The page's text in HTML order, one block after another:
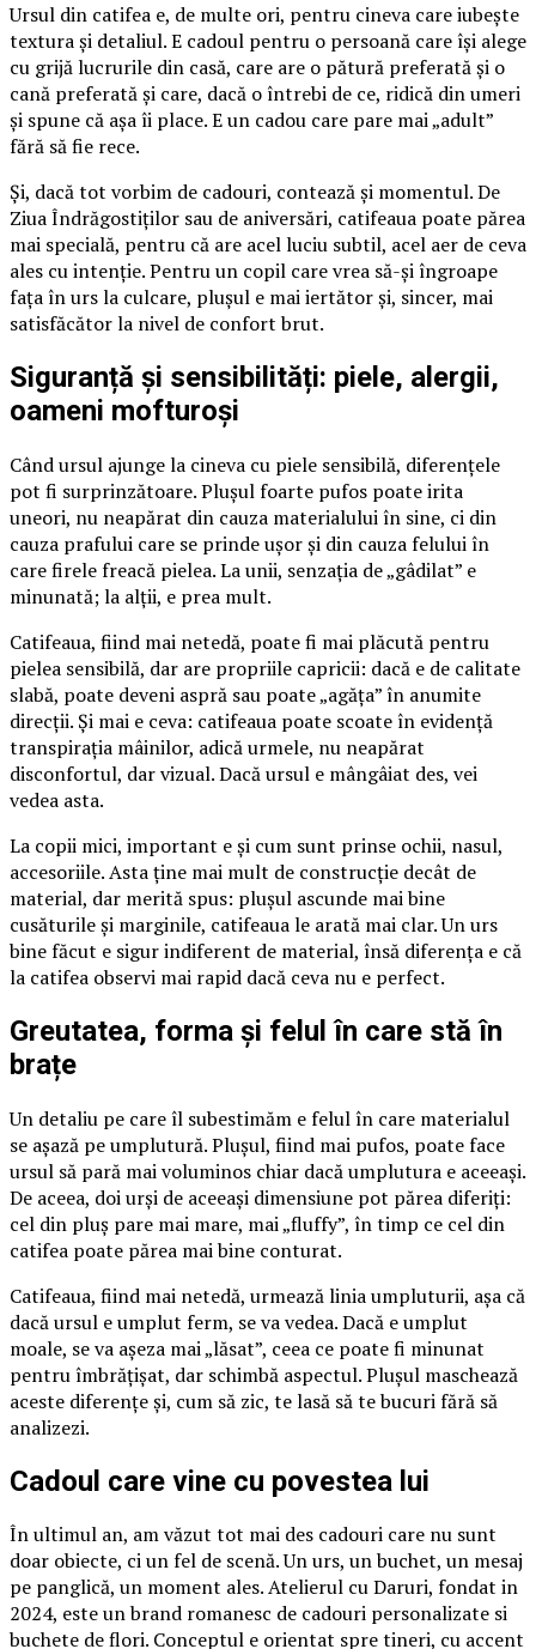
Ursul din catifea e, de multe ori, pentru cineva care iubește
textura și detaliul. E cadoul pentru o persoană care își alege
cu grijă lucrurile din casă, care are o pătură preferată și o
cană preferată și care, dacă o întrebi de ce, ridică din umeri
și spune că așa îi place. E un cadou care pare mai „adult”
fără să fie rece.
Și, dacă tot vorbim de cadouri, contează și momentul. De
Ziua Îndrăgostiților sau de aniversări, catifeaua poate părea
mai specială, pentru că are acel luciu subtil, acel aer de ceva
ales cu intenție. Pentru un copil care vrea să-și îngroape
fața în urs la culcare, plușul e mai iertător și, sincer, mai
satisfăcător la nivel de confort brut.
Siguranță și sensibilități: piele, alergii,
oameni mofturoși
Când ursul ajunge la cineva cu piele sensibilă, diferențele
pot fi surprinzătoare. Plușul foarte pufos poate irita
uneori, nu neapărat din cauza materialului în sine, ci din
cauza prafului care se prinde ușor și din cauza felului în
care firele freacă pielea. La unii, senzația de „gâdilat” e
minunată; la alții, e prea mult.
Catifeaua, fiind mai netedă, poate fi mai plăcută pentru
pielea sensibilă, dar are propriile capricii: dacă e de calitate
slabă, poate deveni aspră sau poate „agăța” în anumite
direcții. Și mai e ceva: catifeaua poate scoate în evidență
transpirația mâinilor, adică urmele, nu neapărat
disconfortul, dar vizual. Dacă ursul e mângâiat des, vei
vedea asta.
La copii mici, important e și cum sunt prinse ochii, nasul,
accesoriile. Asta ține mai mult de construcție decât de
material, dar merită spus: plușul ascunde mai bine
cusăturile și marginile, catifeaua le arată mai clar. Un urs
bine făcut e sigur indiferent de material, însă diferența e că
la catifea observi mai rapid dacă ceva nu e perfect.
Greutatea, forma și felul în care stă în
brațe
Un detaliu pe care îl subestimăm e felul în care materialul
se așază pe umplutură. Plușul, fiind mai pufos, poate face
ursul să pară mai voluminos chiar dacă umplutura e aceeași.
De aceea, doi urși de aceeași dimensiune pot părea diferiți:
cel din pluș pare mai mare, mai „fluffy”, în timp ce cel din
catifea poate părea mai bine conturat.
Catifeaua, fiind mai netedă, urmează linia umpluturii, așa că
dacă ursul e umplut ferm, se va vedea. Dacă e umplut
moale, se va așeza mai „lăsat”, ceea ce poate fi minunat
pentru îmbrățișat, dar schimbă aspectul. Plușul maschează
aceste diferențe și, cum să zic, te lasă să te bucuri fără să
analizezi.
Cadoul care vine cu povestea lui
În ultimul an, am văzut tot mai des cadouri care nu sunt
doar obiecte, ci un fel de scenă. Un urs, un buchet, un mesaj
pe panglică, un moment ales. Atelierul cu Daruri, fondat in
2024, este un brand romanesc de cadouri personalizate si
buchete de flori. Conceptul e orientat spre tineri, cu accent